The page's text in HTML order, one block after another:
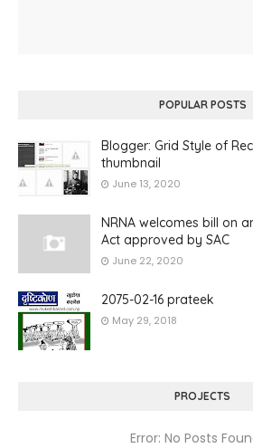
POPULAR POSTS
Blogger: Grid Style of
thumbnail
June 13, 2020
NRNA welcomes bill on
Act approved by SAC
June 22, 2020
2075-02-16 prateek
May 29, 2018
PROJECTS
Error: No Posts